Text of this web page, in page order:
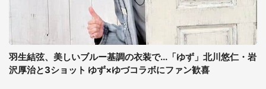
羽生結弦、美しいブルー基調の衣装で...「ゆず」北川悠仁・岩
沢厚治と3ショット ゆず×ゆづコラボにファン歓喜